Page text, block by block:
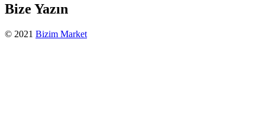
Bize Yazın
© 2021 Bizim Market